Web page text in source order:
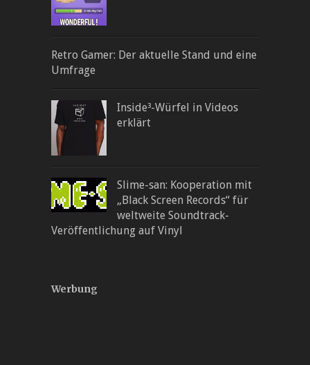
Retro Gamer: Der aktuelle Stand und eine
Umfrage
Inside³-Würfel in Videos
erklärt
Slime-san: Kooperation mit
„Black Screen Records“ für
weltweite Soundtrack-
Veröffentlichung auf Vinyl
Werbung